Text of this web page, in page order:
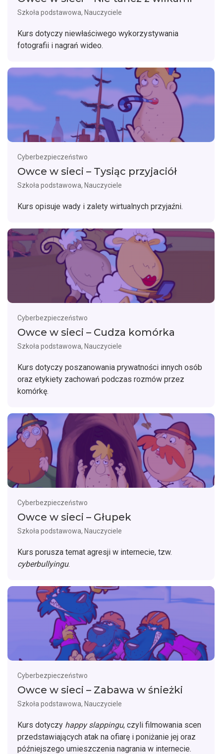
Szkoła podstawowa, Nauczyciele
Kurs dotyczy niewłaściwego wykorzystywania
fotografii i nagrań wideo.
Cyberbezpieczeństwo
Owce w sieci – Tysiąc przyjaciół
Szkoła podstawowa, Nauczyciele
Kurs opisuje wady i zalety wirtualnych przyjaźni.
Cyberbezpieczeństwo
Owce w sieci – Cudza komórka
Szkoła podstawowa, Nauczyciele
Kurs dotyczy poszanowania prywatności innych osób
oraz etykiety zachowań podczas rozmów przez
komórkę.
Cyberbezpieczeństwo
Owce w sieci – Głupek
Szkoła podstawowa, Nauczyciele
Kurs porusza temat agresji w internecie, tzw.
cyberbullyingu.
Cyberbezpieczeństwo
Owce w sieci – Zabawa w śnieżki
Szkoła podstawowa, Nauczyciele
Kurs dotyczy happy slappingu, czyli filmowania scen
przedstawiających atak na ofiarę i poniżanie jej oraz
późniejszego umieszczenia nagrania w internecie.